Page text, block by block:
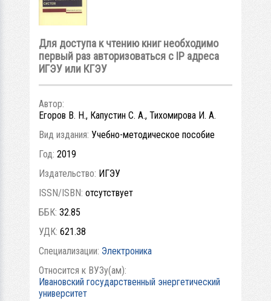
Для доступа к чтению книг необходимо
первый раз авторизоваться с IP адреса
ИГЭУ или КГЭУ
Автор:
Егоров В. Н., Капустин С. А., Тихомирова И. А.
Вид издания: Учебно-методическое пособие
Год: 2019
Издательство: ИГЭУ
ISSN/ISBN: отсутствует
ББК: 32.85
УДК: 621.38
Специализации: Электроника
Относится к ВУЗу(ам):
Ивановский государственный энергетический
университет